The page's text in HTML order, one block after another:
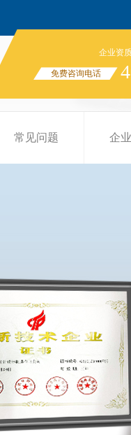
企业资
免费咨询电话
常见问题 企